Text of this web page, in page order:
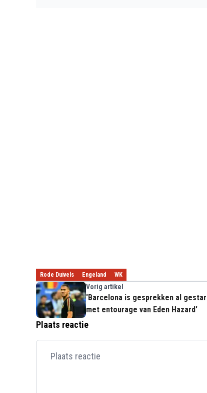
Rode Duivels Engeland WK
Vorig artikel
'Barcelona is gesprekken al
met entourage van Eden Hazard'
Plaats reactie